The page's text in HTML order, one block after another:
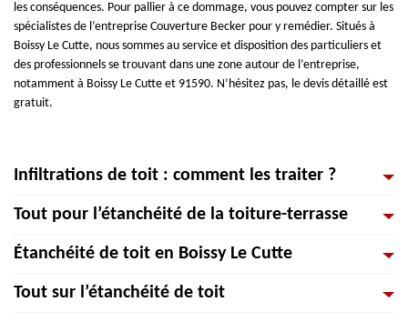
les conséquences. Pour pallier à ce dommage, vous pouvez compter sur les
spécialistes de l’entreprise Couverture Becker pour y remédier. Situés à
Boissy Le Cutte, nous sommes au service et disposition des particuliers et
des professionnels se trouvant dans une zone autour de l’entreprise,
notamment à Boissy Le Cutte et 91590. N’hésitez pas, le devis détaillé est
gratuit.
Infiltrations de toit : comment les traiter ?
Comment réagir si un cas d’infiltration de toiture se présente ? Comment
Comment changer une tuile cassée ? Toutes ces questions amènent à
ruineraient son étanchéité. Couverture Becker sur Boissy Le Cutte est une
Tout pour l’étanchéité de la toiture-terrasse
La toiture-terrasse est visuellement vérifiée dans son intégralité pour en
leur protection) et sa partie courante (constat de perforation dans
Étanchéité de toit en Boissy Le Cutte
Spécialisés dans les travaux de couverture, nous mettons à votre
Tout sur l’étanchéité de toit